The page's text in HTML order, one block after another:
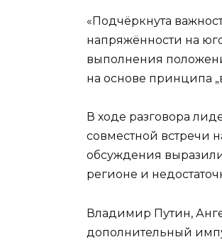
«Подчёркнута
напряжённости на
выполнения
на основе принципа
В ходе разговора
совместной встречи
обсуждения
регионе и
Владимир Путин,
дополнительный